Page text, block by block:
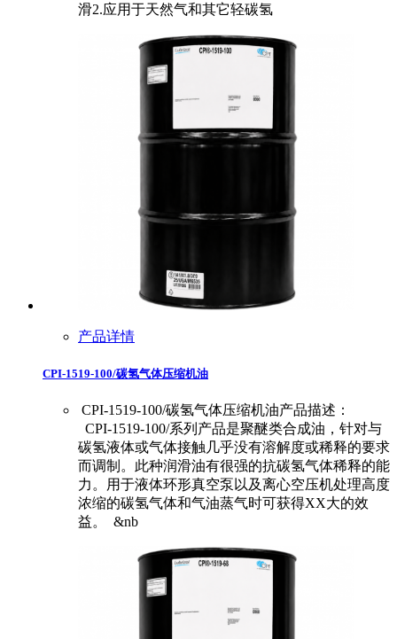
滑2.应用于天然气和其它轻碳氢
产品详情
CPI-1519-100/碳氢气体压缩机油
CPI-1519-100/碳氢气体压缩机油产品描述：
CPI-1519-100/系列产品是聚醚类合成油，针对与
碳氢液体或气体接触几乎没有溶解度或稀释的要求
而调制。此种润滑油有很强的抗碳氢气体稀释的能
力。用于液体环形真空泵以及离心空压机处理高度
浓缩的碳氢气体和气油蒸气时可获得XX大的效
益。 &nb